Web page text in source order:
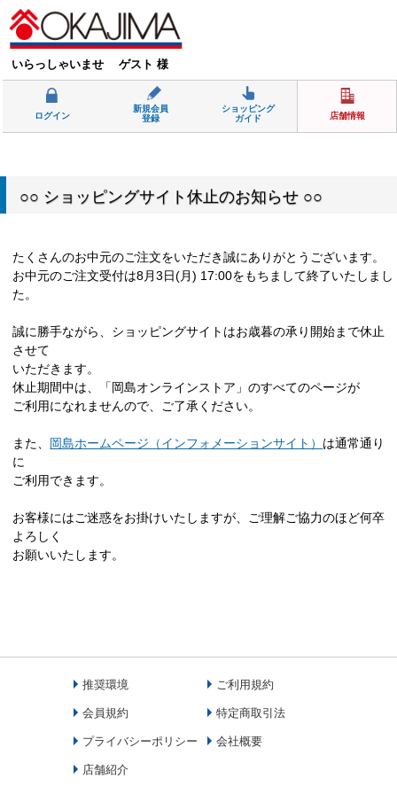
いらっしゃいませ ゲスト 様
ログイン
新規会員
登録
ショッピング
ガイド
店舗情報
○○ ショッピングサイト休止のお知らせ ○○
たくさんのお中元のご注文をいただき誠にありがとうございます。
お中元のご注文受付は8月3日(月) 17:00をもちまして終了いたしまし
た。
誠に勝手ながら、ショッピングサイトはお歳暮の承り開始まで休止
させて
いただきます。
休止期間中は、「岡島オンラインストア」のすべてのページが
ご利用になれませんので、ご了承ください。
また、 岡島ホームページ（インフォメーションサイト） は通常通り
に
ご利用できます。
お客様にはご迷惑をお掛けいたしますが、ご理解ご協力のほど何卒
よろしく
お願いいたします。
推奨環境 ご利用規約
会員規約 特定商取引法
プライバシーポリシー 会社概要
店舗紹介